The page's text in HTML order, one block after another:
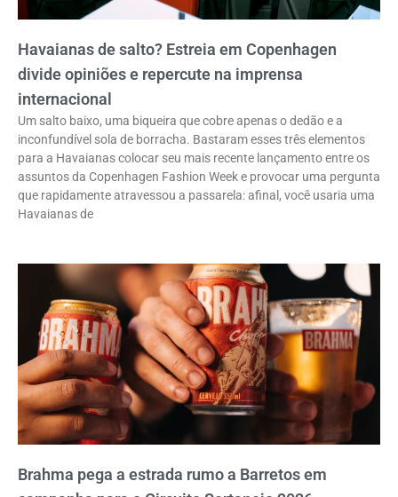
Havaianas de salto? Estreia em Copenhagen
divide opiniões e repercute na imprensa
internacional
Um salto baixo, uma biqueira que cobre apenas o dedão e a
inconfundível sola de borracha. Bastaram esses três elementos
para a Havaianas colocar seu mais recente lançamento entre os
assuntos da Copenhagen Fashion Week e provocar uma pergunta
que rapidamente atravessou a passarela: afinal, você usaria uma
Havaianas de
Brahma pega a estrada rumo a Barretos em